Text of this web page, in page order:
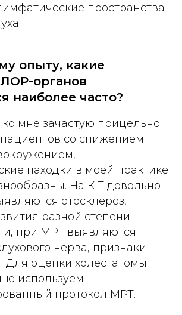
пространства
опыту, какие
органов
наиболее часто?
мне зачастую прицельно
со снижением
находки в моей практике
На К Т довольно-
отосклероз,
разной степени
при МРТ выявляются
нерва, признаки
Для оценки холестатомы
используем
протокол МРТ.